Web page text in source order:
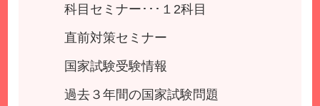
科目セミナー･･･１2科目
直前対策セミナー
国家試験受験情報
過去３年間の国家試験問題